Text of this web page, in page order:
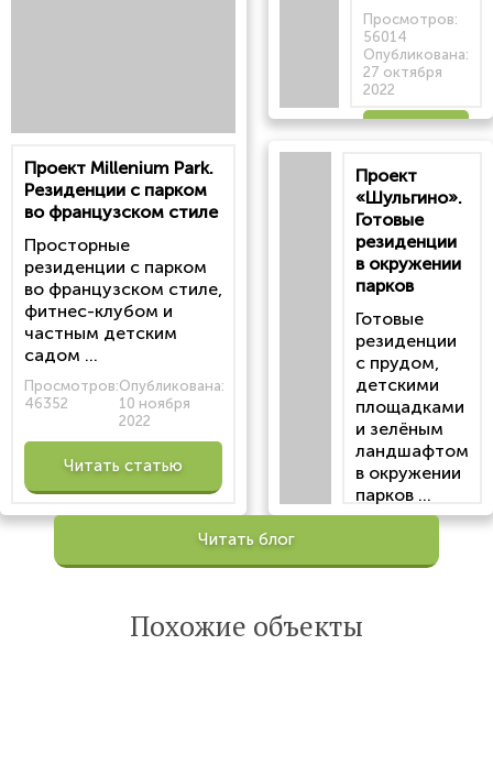
Проект Millenium Park.
Резиденции с парком
во французском стиле
Просторные
резиденции с парком
во французском стиле,
фитнес-клубом и
частным детским
садом ...
Просмотров:
46352
Опубликована:
10 ноября
2022
Читать статью
Просмотров:
56014
Опубликована:
27 октября
2022
статью
Проект
«Шульгино».
Готовые
резиденции
в окружении
парков
Готовые
резиденции
с прудом,
детскими
площадками
и зелёным
ландшафтом
в окружении
парков ...
Просмотров:
Опубликована:
Читать блог
Похожие объекты